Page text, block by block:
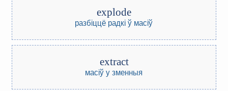
explode
разбіццё радкі ў масіў
extract
масіў у зменныя